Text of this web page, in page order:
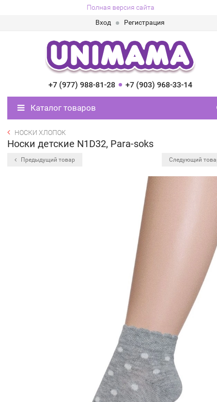
Полная версия сайта
Вход
Регистрация
+7 (977) 988-81-28 +7 (903) 968-33-14
Каталог товаров
НОСКИ ХЛОПОК
Носки детские N1D32, Para-soks
Предыдущий товар Следующий